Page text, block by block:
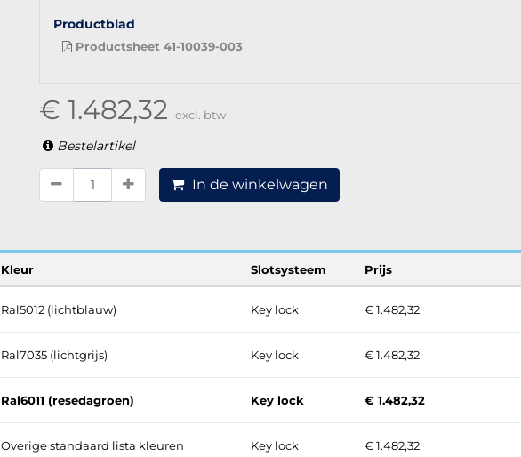
Productblad
Productsheet 41-10039-003
€ 1.482,32 excl. btw
Bestelartikel
In de winkelwagen
Kleur Slotsysteem Prijs
Ral5012 (lichtblauw) Key lock € 1.482,32
Ral7035 (lichtgrijs) Key lock € 1.482,32
Ral6011 (resedagroen) Key lock € 1.482,32
Overige standaard lista kleuren Key lock € 1.482,32